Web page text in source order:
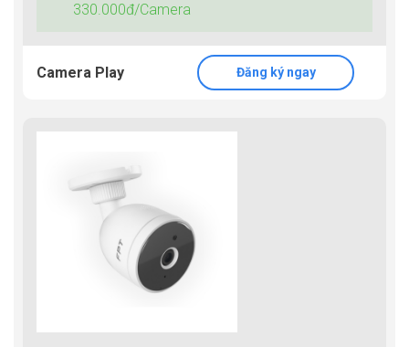
330.000đ/Camera
Camera Play Đăng ký ngay